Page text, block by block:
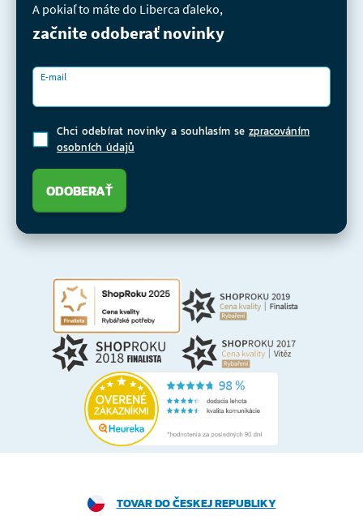
A pokiaľ to máte do Liberca ďaleko,
začnite odoberať novinky
E-mail
Chci odebírat novinky a souhlasím se zpracováním
osobních údajů
ODOBERAŤ
TOVAR DO ČESKEJ REPUBLIKY